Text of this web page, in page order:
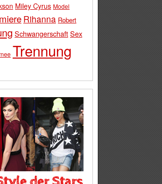
Miley Cyrus Model
Rihanna Robert
SchwangerschaftSex
Trennung